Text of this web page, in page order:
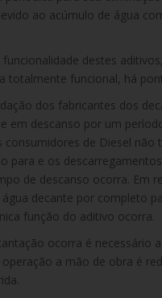
ao acúmulo de água
funcionalidade destes
totalmente funcional, há
dos fabricantes dos
em descanso por um
consumidores de Diesel
para e os
de descanso ocorra. Em
decante por completo
função do aditivo ocorra.
ocorra é necessário
a mão de obra é